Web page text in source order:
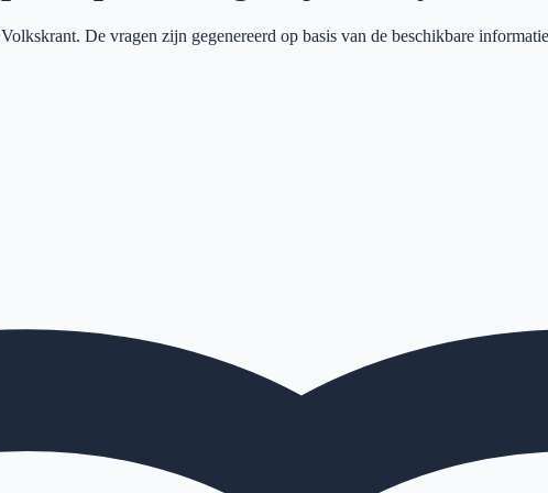
Volkskrant. De vragen zijn gegenereerd op basis van de beschikbare